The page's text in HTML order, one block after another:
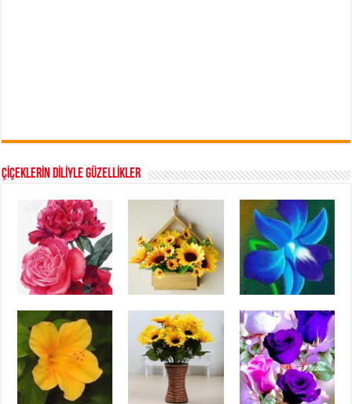
ÇİÇEKLERİN DİLİYLE GÜZELLİKLER